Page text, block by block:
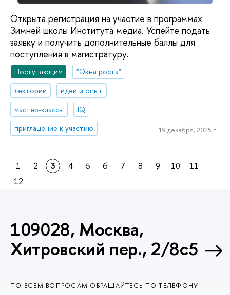
Открыта регистрация на участие в программах
Зимней школы Института медиа. Успейте подать
заявку и получить дополнительные баллы для
поступления в магистратуру.
Поступающим
"Окна роста"
лектории
идеи и опыт
мастер-классы
IQ
приглашение к участию
19 декабря, 2025 г.
1 2 3 4 5 6 7 8 9 10
11
12
109028, Москва,
Хитровский пер., 2/8с5
ПО ВСЕМ ВОПРОСАМ ОБРАЩАЙТЕСЬ ПО ТЕЛЕФОНУ